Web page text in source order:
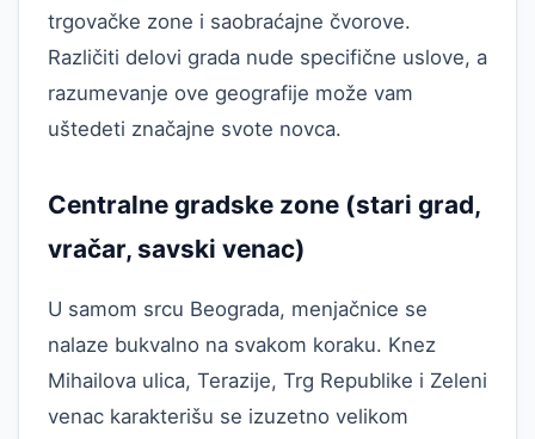
trgovačke zone i saobraćajne čvorove.
Različiti delovi grada nude specifične uslove, a
razumevanje ove geografije može vam
uštedeti značajne svote novca.
Centralne gradske zone (stari grad,
vračar, savski venac)
U samom srcu Beograda, menjačnice se
nalaze bukvalno na svakom koraku. Knez
Mihailova ulica, Terazije, Trg Republike i Zeleni
venac karakterišu se izuzetno velikom